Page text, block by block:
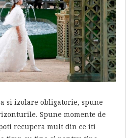
si izolare obligatorie, spune
Spune momente de
recupera mult din ce iti